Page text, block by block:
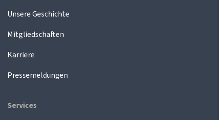
Unsere Geschichte
Mitgliedschaften
Karriere
Pressemeldungen
Services